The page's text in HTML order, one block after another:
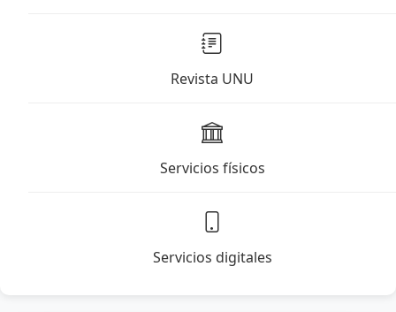
Revista UNU
Servicios físicos
Servicios digitales